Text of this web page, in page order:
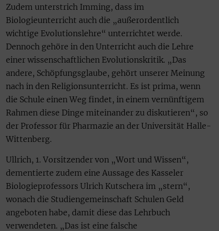
Zudem unterstrich Imming, dass im
Biologieunterricht auch die „außerordentlich
wichtige Evolutionslehre“ unterrichtet werde.
Dennoch gehöre in den Unterricht auch die Lehre
einer wissenschaftlichen Evolutionskritik. „Das
andere, Schöpfungsglaube, gehört unserer Meinung
nach in den Religionsunterricht. Es ist prima, wenn
die Schule einen Weg findet, in einem vernünftigem
Rahmen diese Dinge miteinander zu diskutieren“, so
der Professor für Pharmazie an der Universität Halle-
Wittenberg.
Ullrich, 1. Vorsitzender von „Wort und Wissen“,
dementierte zudem eine Aussage des Kasseler
Biologieprofessors Ulrich Kutschera im „stern“,
wonach die Studiengemeinschaft Schulen Geld
angeboten habe, damit diese das Lehrbuch
verwendeten. „Das ist eine falsche